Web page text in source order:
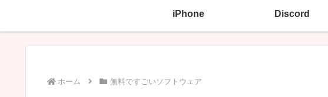
iPhone Discord
ホーム 無料ですごいソフトウェア